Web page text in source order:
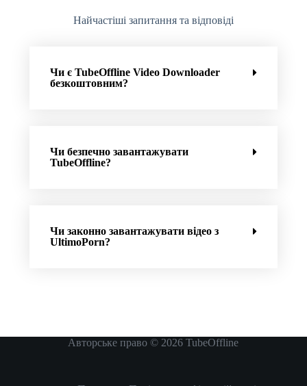
Найчастіші запитання та відповіді
Чи є TubeOffline Video Downloader
безкоштовним?
Чи безпечно завантажувати
TubeOffline?
Чи законно завантажувати відео з
UltimoPorn?
Авторське право © 2026TubeOffline